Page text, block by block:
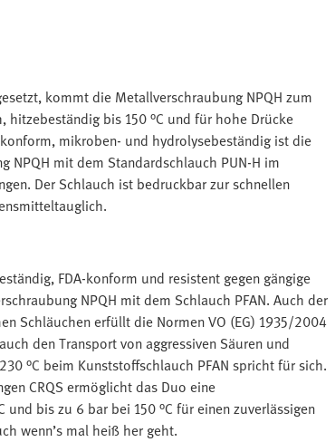
kommt die Metallverschraubung NPQH zum
bis 150 °C und für hohe Drücke
mikroben- und hydrolysebeständig ist die
NPQH mit dem Standardschlauch PUN-H im
Der Schlauch ist bedruckbar zur schnellen
FDA-konform und resistent gegen gängige
NPQH mit dem Schlauch PFAN. Auch der
Schläuchen erfüllt die Normen VO (EG) 1935/2004
den Transport von aggressiven Säuren und
°C beim Kunststoffschlauch PFAN spricht für sich.
CRQS ermöglicht das Duo eine
bis zu 6 bar bei 150 °C für einen zuverlässigen
wenn’s mal heiß her geht.